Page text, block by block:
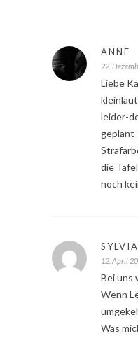
ANNE
22.
Liebe
leider-
die
noch
SYLVIA
12. April
Bei uns
Wenn
Was